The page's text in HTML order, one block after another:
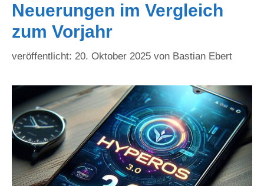
Neuerungen im Vergleich
zum Vorjahr
20. Oktober 2025 von Bastian Ebert